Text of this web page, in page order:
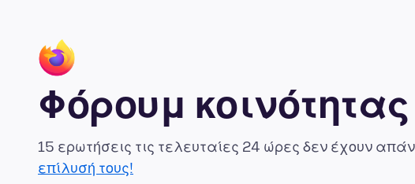
Φόρουμ
15 ερωτήσεις τις τελευταίες 24 ώρες δεν έχουν
επίλυσή τους!